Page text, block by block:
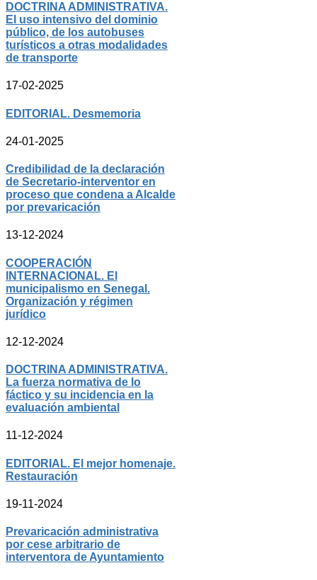
DOCTRINA ADMINISTRATIVA.
El uso intensivo del dominio
público, de los autobuses
turísticos a otras modalidades
de transporte
17-02-2025
EDITORIAL. Desmemoria
24-01-2025
Credibilidad de la declaración
de Secretario-interventor en
proceso que condena a Alcalde
por prevaricación
13-12-2024
COOPERACIÓN
INTERNACIONAL. El
municipalismo en Senegal.
Organización y régimen
jurídico
12-12-2024
DOCTRINA ADMINISTRATIVA.
La fuerza normativa de lo
fáctico y su incidencia en la
evaluación ambiental
11-12-2024
EDITORIAL. El mejor homenaje.
Restauración
19-11-2024
Prevaricación administrativa
por cese arbitrario de
interventora de Ayuntamiento